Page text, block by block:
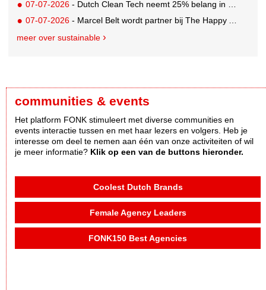
07-07-2026 - Dutch Clean Tech neemt 25% belang in bijna honderd jaar oud drinkwaterbedrijf in Guatemala
07-07-2026 - Marcel Belt wordt partner bij The Happy Activist
meer over sustainable
communities & events
Het platform FONK stimuleert met diverse communities en
events interactie tussen en met haar lezers en volgers. Heb je
interesse om deel te nemen aan één van onze activiteiten of wil
je meer informatie? Klik op een van de buttons hieronder.
Coolest Dutch Brands
Female Agency Leaders
FONK150 Best Agencies